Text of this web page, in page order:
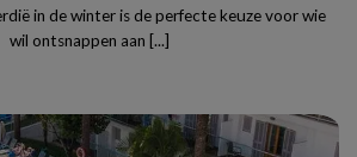
in de winter is de perfecte keuze voor wie
wil ontsnappen aan [...]